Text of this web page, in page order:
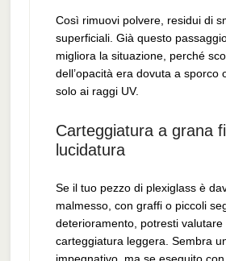
Così rimuovi polvere, residui di
superficiali. Già questo
migliora la situazione, perché
dell’opacità era dovuta a sporco
solo ai raggi UV.
Carteggiatura a grana
lucidatura
Se il tuo pezzo di plexiglass è
malmesso, con graffi o piccoli
deterioramento, potresti valutare
carteggiatura leggera. Sembra